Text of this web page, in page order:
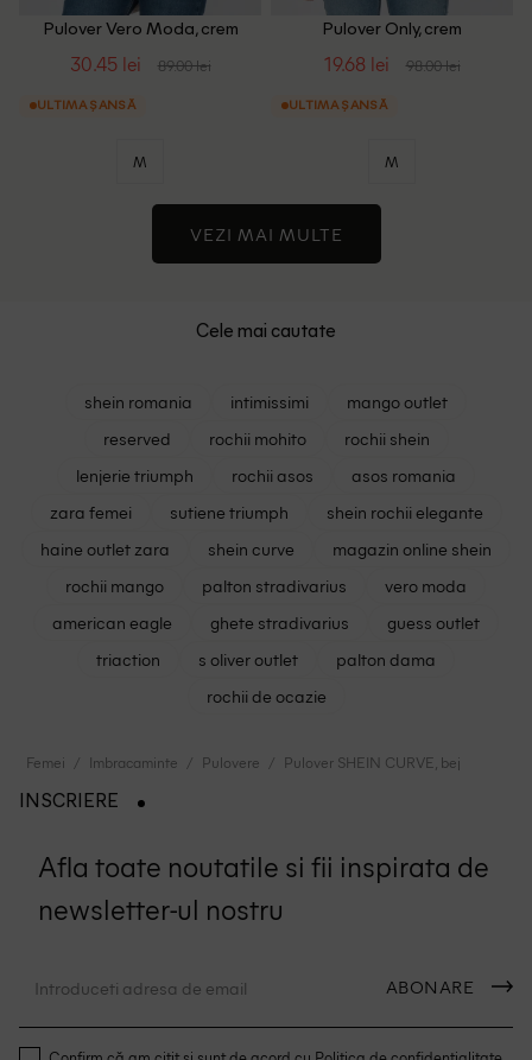
Pulover Vero Moda, crem
30.45 lei 89.00 lei
ULTIMA ȘANSĂ
M
Pulover Only, crem
19.68 lei 98.00 lei
ULTIMA ȘANSĂ
M
VEZI MAI MULTE
Cele mai cautate
shein romania intimissimi
mango outlet
reserved
rochii mohito
rochii shein
lenjerie triumph
rochii asos
asos romania
zara femei
sutiene triumph
shein rochii elegante
haine outlet zara
shein curve
magazin online shein
rochii mango
palton stradivarius
vero moda
american eagle
ghete stradivarius
guess outlet
triaction
s oliver outlet
palton dama
rochii de ocazie
Femei Imbracaminte Pulovere Pulover SHEIN CURVE, bej
INSCRIERE
Afla toate noutatile si fii inspirata de
newsletter-ul nostru
ABONARE